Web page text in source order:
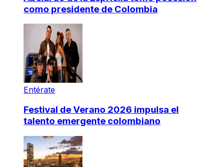
como presidente de Colombia
Entérate
Festival de Verano 2026 impulsa el
talento emergente colombiano